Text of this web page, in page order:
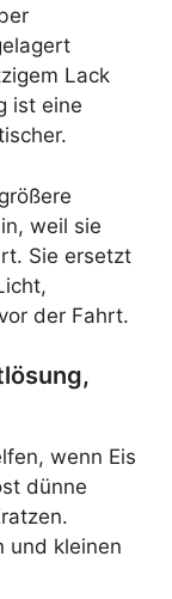
Lack
ist eine
weil sie
Sie ersetzt
der Fahrt.
wenn Eis
dünne
und kleinen